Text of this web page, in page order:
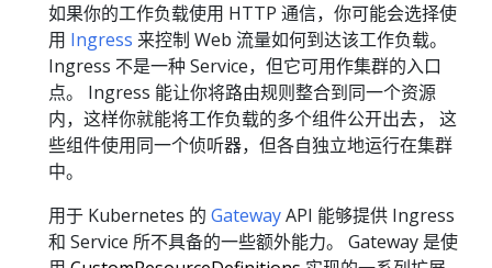
如果你的工作负载使用 HTTP 通信，你可能会选择使
用 Ingress 来控制 Web 流量如何到达该工作负载。
Ingress 不是一种 Service，但它可用作集群的入口
点。 Ingress 能让你将路由规则整合到同一个资源
内，这样你就能将工作负载的多个组件公开出去， 这
些组件使用同一个侦听器，但各自独立地运行在集群
中。
用于 Kubernetes 的 GatewayAPI 能够提供 Ingress
和 Service 所不具备的一些额外能力。 Gateway 是使